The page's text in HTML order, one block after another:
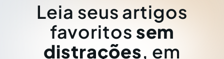
Leia seus artigos
favoritos sem
distrações, em